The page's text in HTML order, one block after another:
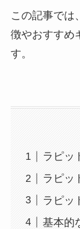
この記事では
徴やおすすめ
す。
ラピッ
ラピッ
ラピッ
基本的